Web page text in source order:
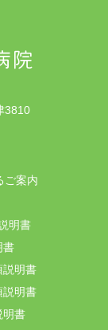
院
3810
ご案内
明書
書
説明書
説明書
明書